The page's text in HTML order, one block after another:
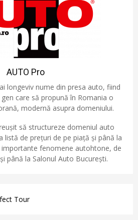
AUTO Pro
longeviv nume din presa auto, fiind
care să propună în Romania o
modernă asupra domeniului.
să structureze domeniul auto
listă de prețuri de pe piață și până la
fenomene autohtone, de
până la Salonul Auto București.